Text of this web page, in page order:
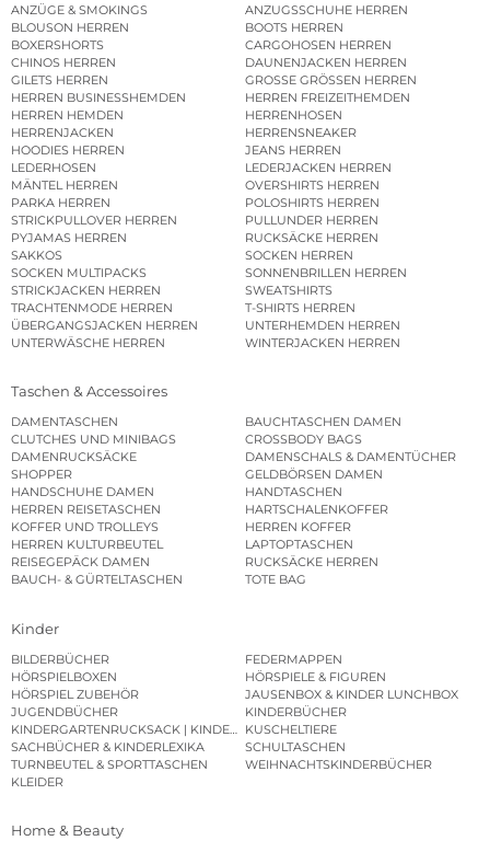
ANZÜGE & SMOKINGS
ANZUGSSCHUHE HERREN
BLOUSON HERREN
BOOTS HERREN
BOXERSHORTS
CARGOHOSEN HERREN
CHINOS HERREN
DAUNENJACKEN HERREN
GILETS HERREN
GROSSE GRÖSSEN HERREN
HERREN BUSINESSHEMDEN
HERREN FREIZEITHEMDEN
HERREN HEMDEN
HERRENHOSEN
HERRENJACKEN
HERRENSNEAKER
HOODIES HERREN
JEANS HERREN
LEDERHOSEN
LEDERJACKEN HERREN
MÄNTEL HERREN
OVERSHIRTS HERREN
PARKA HERREN
POLOSHIRTS HERREN
STRICKPULLOVER HERREN
PULLUNDER HERREN
PYJAMAS HERREN
RUCKSÄCKE HERREN
SAKKOS
SOCKEN HERREN
SOCKEN MULTIPACKS
SONNENBRILLEN HERREN
STRICKJACKEN HERREN
SWEATSHIRTS
TRACHTENMODE HERREN
T-SHIRTS HERREN
ÜBERGANGSJACKEN HERREN
UNTERHEMDEN HERREN
UNTERWÄSCHE HERREN
WINTERJACKEN HERREN
Taschen & Accessoires
DAMENTASCHEN
BAUCHTASCHEN DAMEN
CLUTCHES UND MINIBAGS
CROSSBODY BAGS
DAMENRUCKSÄCKE
DAMENSCHALS & DAMENTÜCHER
SHOPPER
GELDBÖRSEN DAMEN
HANDSCHUHE DAMEN
HANDTASCHEN
HERREN REISETASCHEN
HARTSCHALENKOFFER
KOFFER UND TROLLEYS
HERREN KOFFER
HERREN KULTURBEUTEL
LAPTOPTASCHEN
REISEGEPÄCK DAMEN
RUCKSÄCKE HERREN
BAUCH- & GÜRTELTASCHEN
TOTE BAG
Kinder
BILDERBÜCHER
FEDERMAPPEN
HÖRSPIELBOXEN
HÖRSPIELE & FIGUREN
HÖRSPIEL ZUBEHÖR
JAUSENBOX & KINDER LUNCHBOX
JUGENDBÜCHER
KINDERBÜCHER
KINDERGARTENRUCKSACK | KINDERGARTENBEUTEL
KUSCHELTIERE
SACHBÜCHER & KINDERLEXIKA
SCHULTASCHEN
TURNBEUTEL & SPORTTASCHEN
WEIHNACHTSKINDERBÜCHER
KLEIDER
Home & Beauty